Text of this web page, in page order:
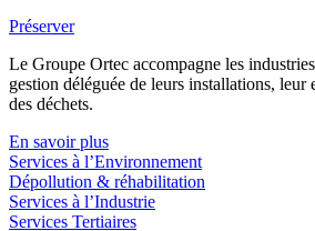
Préserver
Le Groupe Ortec accompagne les
gestion déléguée de leurs installations, leur
des déchets.
En savoir plus
Services à l’Environnement
Dépollution & réhabilitation
Services à l’Industrie
Services Tertiaires